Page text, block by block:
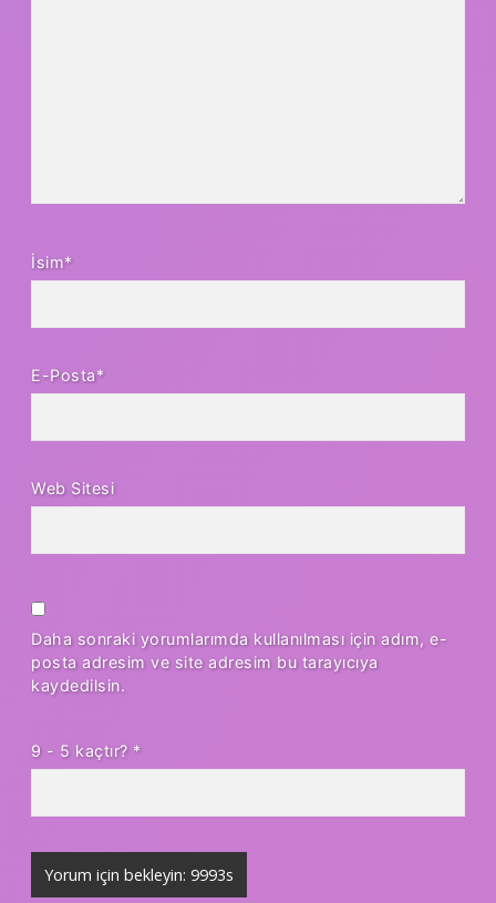
İsim*
E-Posta*
Web Sitesi
Daha sonraki yorumlarımda kullanılması için adım, e-
posta adresim ve site adresim bu tarayıcıya
kaydedilsin.
9 - 5 kaçtır? *